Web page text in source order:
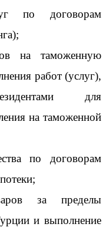
по договорам
на таможенную
работ (услуг),
для
на таможенной
по договорам
за пределы
и выполнение